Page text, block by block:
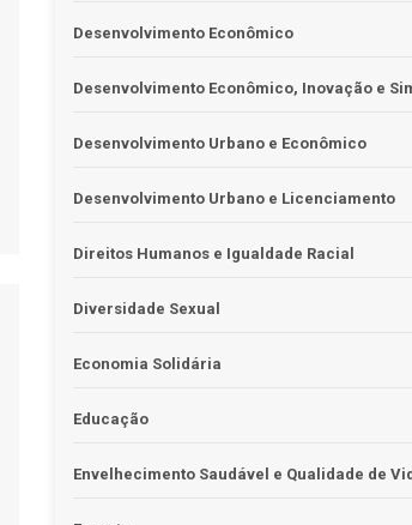
Desenvolvimento Econômico
Desenvolvimento Econômico, Inovação e
Desenvolvimento Urbano e Econômico
Desenvolvimento Urbano e Licenciamento
Direitos Humanos e Igualdade Racial
Diversidade Sexual
Economia Solidária
Educação
Envelhecimento Saudável e Qualidade de